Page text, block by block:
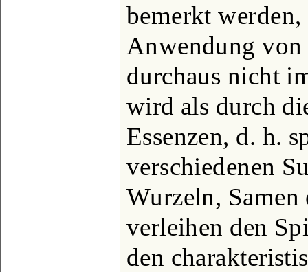
bemerkt
Anwendung von
durchaus nicht
wird als durch
Essenzen, d. h.
verschiedenen
Wurzeln, Samen
verleihen den
den